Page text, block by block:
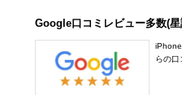
Google口コミレビュー多数(
らの口